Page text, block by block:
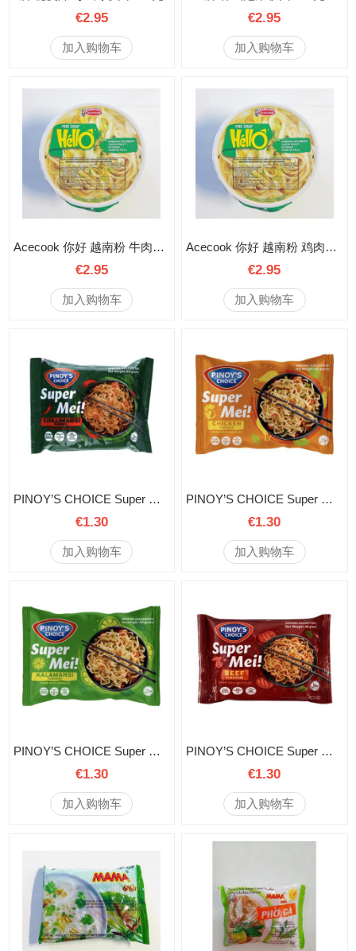
€2.95
加入购物车
€2.95
加入购物车
Acecook 你好 越南粉 牛肉味 70克
€2.95
加入购物车
Acecook 你好 越南粉 鸡肉味 70克
€2.95
加入购物车
PINOY’S CHOICE Super Me! 菲律宾辣酸柑味方便面 60克
€1.30
加入购物车
PINOY’S CHOICE Super Me! 菲律宾鸡肉味方便面 60克
€1.30
加入购物车
PINOY’S CHOICE Super Me! 菲律宾酸柑味方便面 60克
€1.30
加入购物车
PINOY’S CHOICE Super Me! 菲律宾牛肉味方便面 60克
€1.30
加入购物车